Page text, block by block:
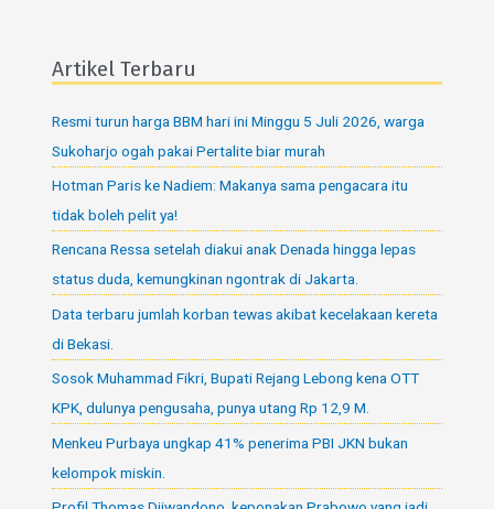
Artikel Terbaru
Resmi turun harga BBM hari ini Minggu 5 Juli 2026, warga
Sukoharjo ogah pakai Pertalite biar murah
Hotman Paris ke Nadiem: Makanya sama pengacara itu
tidak boleh pelit ya!
Rencana Ressa setelah diakui anak Denada hingga lepas
status duda, kemungkinan ngontrak di Jakarta.
Data terbaru jumlah korban tewas akibat kecelakaan kereta
di Bekasi.
Sosok Muhammad Fikri, Bupati Rejang Lebong kena OTT
KPK, dulunya pengusaha, punya utang Rp 12,9 M.
Menkeu Purbaya ungkap 41% penerima PBI JKN bukan
kelompok miskin.